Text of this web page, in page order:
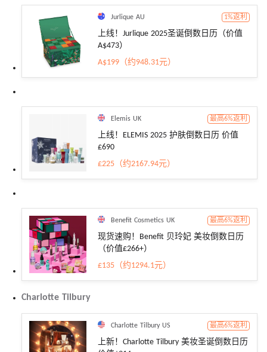
Jurlique AU 1%返利
上线！Jurlique 2025圣诞倒数日历（价值
A$473）
A$199（约948.31元）
Elemis UK 最高6%返利
上线！ELEMIS 2025 护肤倒数日历 价值
£690
£225（约2167.94元）
Benefit Cosmetics UK 最高6%返利
现货速购！Benefit 贝玲妃 美妆倒数日历
（价值£266+）
£135（约1294.1元）
Charlotte Tilbury
Charlotte Tilbury US 最高6%返利
上新！Charlotte Tilbury 美妆圣诞倒数日历